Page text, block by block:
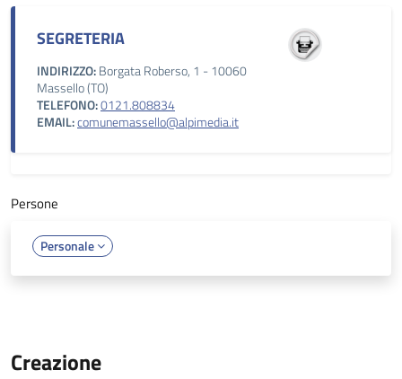
SEGRETERIA
INDIRIZZO:Borgata Roberso, 1 - 10060
Massello (TO)
TELEFONO:0121.808834
EMAIL:comunemassello@alpimedia.it
Persone
Personale
Creazione